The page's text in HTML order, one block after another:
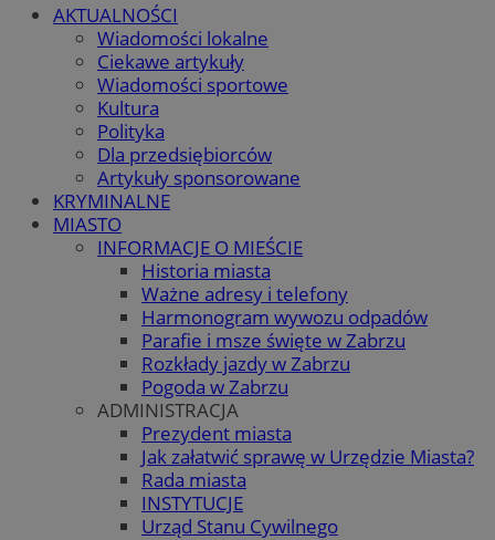
AKTUALNOŚCI
Wiadomości lokalne
Ciekawe artykuły
Wiadomości sportowe
Kultura
Polityka
Dla przedsiębiorców
Artykuły sponsorowane
KRYMINALNE
MIASTO
INFORMACJE O MIEŚCIE
Historia miasta
Ważne adresy i telefony
Harmonogram wywozu odpadów
Parafie i msze święte w Zabrzu
Rozkłady jazdy w Zabrzu
Pogoda w Zabrzu
ADMINISTRACJA
Prezydent miasta
Jak załatwić sprawę w Urzędzie Miasta?
Rada miasta
INSTYTUCJE
Urząd Stanu Cywilnego